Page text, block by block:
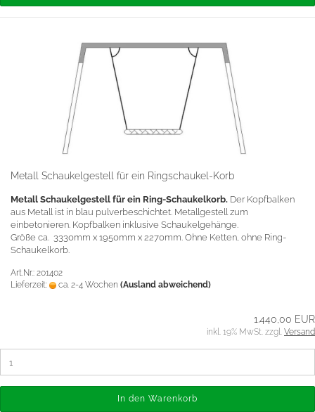
Metall Schaukelgestell für ein Ringschaukel-Korb
Metall Schaukelgestell für ein Ring-Schaukelkorb. Der Kopfbalken
aus Metall ist in blau pulverbeschichtet. Metallgestell zum
einbetonieren. Kopfbalken inklusive Schaukelgehänge.
Größe ca. 3330mm x 1950mm x 2270mm. Ohne Ketten, ohne Ring-
Schaukelkorb.
Art.Nr.: 201402
Lieferzeit:
ca. 2-4 Wochen (Ausland abweichend)
1.440,00 EUR
inkl. 19% MwSt. zzgl. Versand
In den Warenkorb